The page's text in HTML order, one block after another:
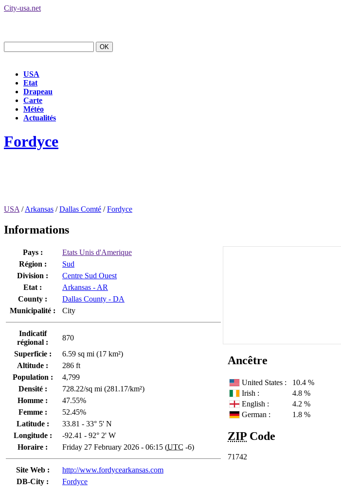
City-usa.net
USA
Etat
Drapeau
Carte
Météo
Actualités
Fordyce
USA /Arkansas /Dallas Comté /Fordyce
Informations
Pays :
Etats Unis d'Amerique
Région :
Sud
Division :
Centre Sud Ouest
Etat :
Arkansas - AR
County :
Dallas County - DA
Municipalité :
City
Indicatif
régional :
870
Superficie :
6.59 sq mi (17 km²)
Altitude :
286 ft
Population :
4,799
Densité :
728.22/sq mi (281.17/km²)
Homme :
47.55%
Femme :
52.45%
Latitude :
33.81 - 33° 5' N
Longitude :
-92.41 - 92° 2' W
Horaire :
Friday 27 February 2026 - 06:15 (UTC -6)
Site Web :
http://www.fordycearkansas.com
DB-City :
Fordyce
Ancêtre
United States :
10.4 %
Irish :
4.8 %
English :
4.2 %
German :
1.8 %
ZIP Code
71742